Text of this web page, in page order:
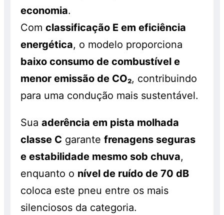
economia.
Comclassificação E em eficiência
energética, o modelo proporciona
baixo consumo de combustível e
menor emissão de CO₂, contribuindo
para uma condução mais sustentável.
Suaaderência em pista molhada
classe C garantefrenagens seguras
e estabilidade mesmo sob chuva,
enquanto o nível de ruído de 70 dB
coloca este pneu entre os mais
silenciosos da categoria.